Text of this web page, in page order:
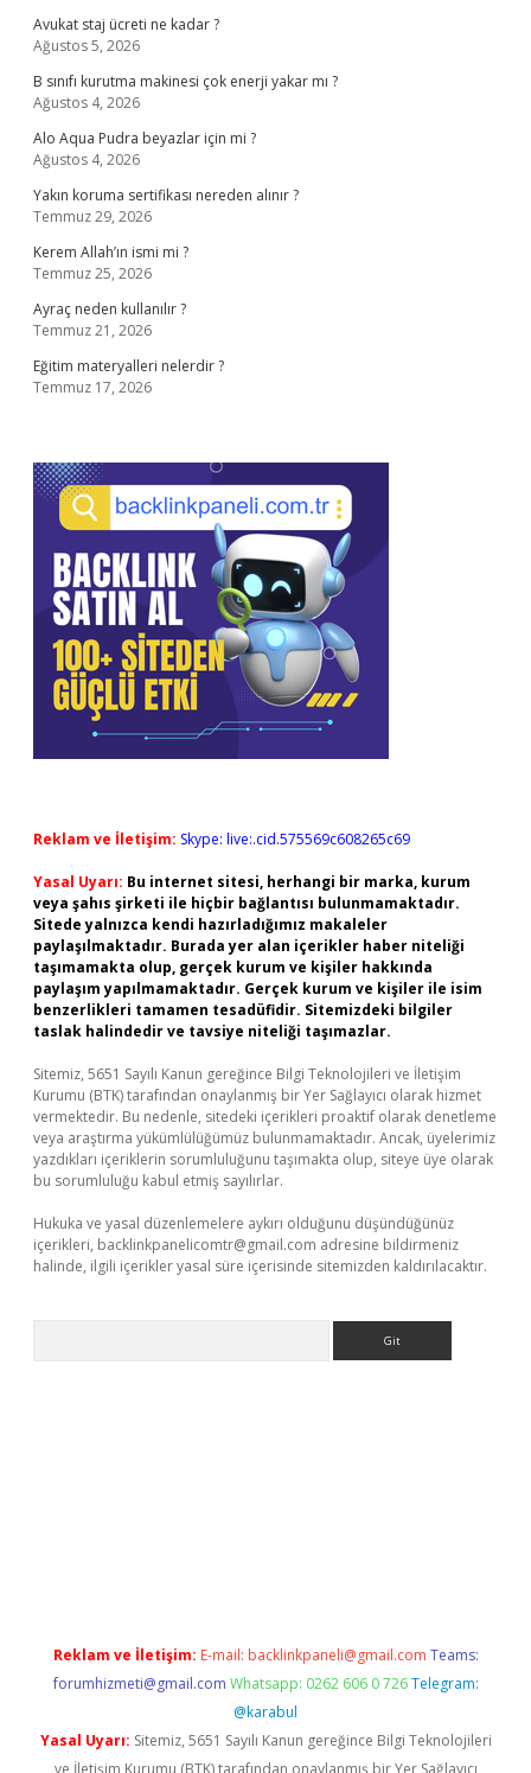
Avukat staj ücreti ne kadar ?
Ağustos 5, 2026
B sınıfı kurutma makinesi çok enerji yakar mı ?
Ağustos 4, 2026
Alo Aqua Pudra beyazlar için mi ?
Ağustos 4, 2026
Yakın koruma sertifikası nereden alınır ?
Temmuz 29, 2026
Kerem Allah’ın ismi mi ?
Temmuz 25, 2026
Ayraç neden kullanılır ?
Temmuz 21, 2026
Eğitim materyalleri nelerdir ?
Temmuz 17, 2026
Reklam ve İletişim: Skype: live:.cid.575569c608265c69
Yasal Uyarı: Bu internet sitesi, herhangi bir marka, kurum
veya şahıs şirketi ile hiçbir bağlantısı bulunmamaktadır.
Sitede yalnızca kendi hazırladığımız makaleler
paylaşılmaktadır. Burada yer alan içerikler haber niteliği
taşımamakta olup, gerçek kurum ve kişiler hakkında
paylaşım yapılmamaktadır. Gerçek kurum ve kişiler ile isim
benzerlikleri tamamen tesadüfidir. Sitemizdeki bilgiler
taslak halindedir ve tavsiye niteliği taşımazlar.
Sitemiz, 5651 Sayılı Kanun gereğince Bilgi Teknolojileri ve İletişim
Kurumu (BTK) tarafından onaylanmış bir Yer Sağlayıcı olarak hizmet
vermektedir. Bu nedenle, sitedeki içerikleri proaktif olarak denetleme
veya araştırma yükümlülüğümüz bulunmamaktadır. Ancak, üyelerimiz
yazdıkları içeriklerin sorumluluğunu taşımakta olup, siteye üye olarak
bu sorumluluğu kabul etmiş sayılırlar.
Hukuka ve yasal düzenlemelere aykırı olduğunu düşündüğünüz
içerikleri, backlinkpanelicomtr@gmail.com adresine bildirmeniz
halinde, ilgili içerikler yasal süre içerisinde sitemizden kaldırılacaktır.
Reklam ve İletişim: E-mail: backlinkpaneli@gmail.com Teams:
forumhizmeti@gmail.com Whatsapp: 0262 606 0 726 Telegram:
@karabul
Yasal Uyarı: Sitemiz, 5651 Sayılı Kanun gereğince Bilgi Teknolojileri
ve İletişim Kurumu (BTK) tarafından onaylanmış bir Yer Sağlayıcı